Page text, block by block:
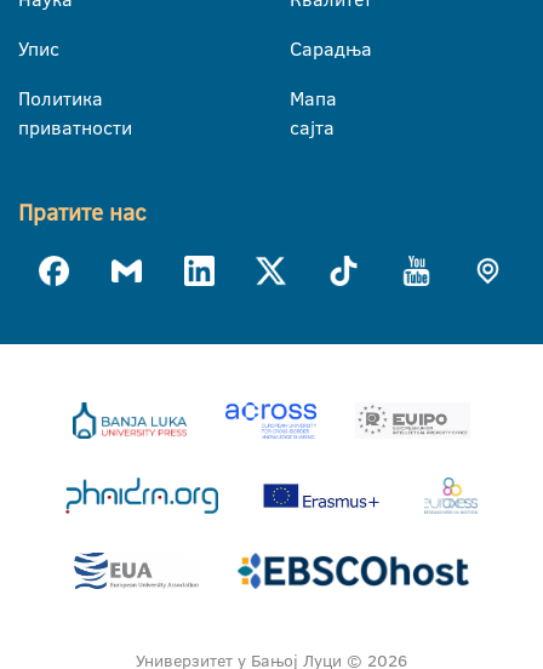
Упис
Политика
приватности
Сарадња
Мапа
сајта
Пратите нас
Универзитет у Бањој Луци © 2026